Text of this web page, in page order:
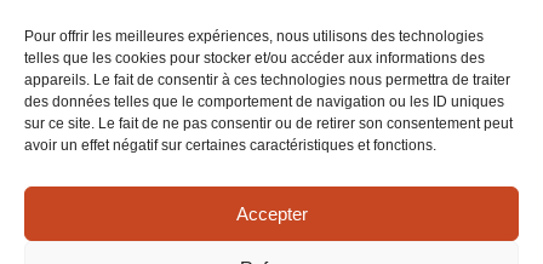
Pour offrir les meilleures expériences, nous utilisons des technologies
telles que les cookies pour stocker et/ou accéder aux informations des
appareils. Le fait de consentir à ces technologies nous permettra de traiter
des données telles que le comportement de navigation ou les ID uniques
sur ce site. Le fait de ne pas consentir ou de retirer son consentement peut
avoir un effet négatif sur certaines caractéristiques et fonctions.
Accepter
+33 3 63 57 40 30
contact@hironwoods.com
5 chemin des Vignes
39600 Cramans
(Jura – FRANCE)